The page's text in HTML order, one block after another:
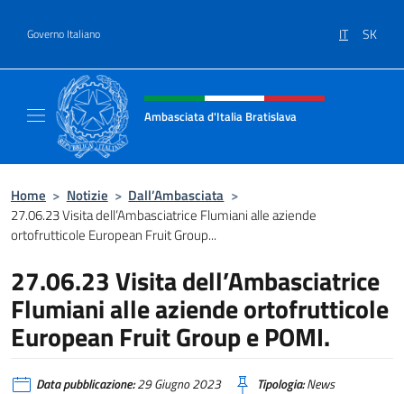
Governo Italiano IT SK
Intestazione sito, social e menù
Ambasciata d'Italia Bratislava
Home > Notizie > Dall’Ambasciata >
27.06.23 Visita dell’Ambasciatrice Flumiani alle aziende
ortofrutticole European Fruit Group...
27.06.23 Visita dell’Ambasciatrice
Flumiani alle aziende ortofrutticole
European Fruit Group e POMI.
Data pubblicazione:29 Giugno 2023 Tipologia:News